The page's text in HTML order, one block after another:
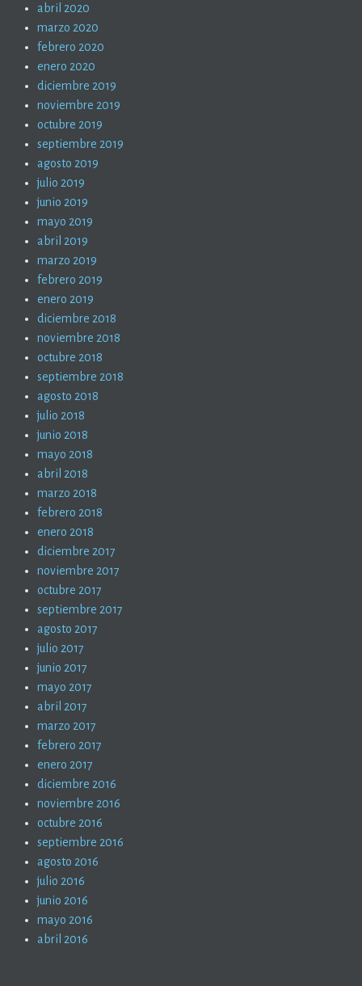
abril 2020
marzo 2020
febrero 2020
enero 2020
diciembre 2019
noviembre 2019
octubre 2019
septiembre 2019
agosto 2019
julio 2019
junio 2019
mayo 2019
abril 2019
marzo 2019
febrero 2019
enero 2019
diciembre 2018
noviembre 2018
octubre 2018
septiembre 2018
agosto 2018
julio 2018
junio 2018
mayo 2018
abril 2018
marzo 2018
febrero 2018
enero 2018
diciembre 2017
noviembre 2017
octubre 2017
septiembre 2017
agosto 2017
julio 2017
junio 2017
mayo 2017
abril 2017
marzo 2017
febrero 2017
enero 2017
diciembre 2016
noviembre 2016
octubre 2016
septiembre 2016
agosto 2016
julio 2016
junio 2016
mayo 2016
abril 2016